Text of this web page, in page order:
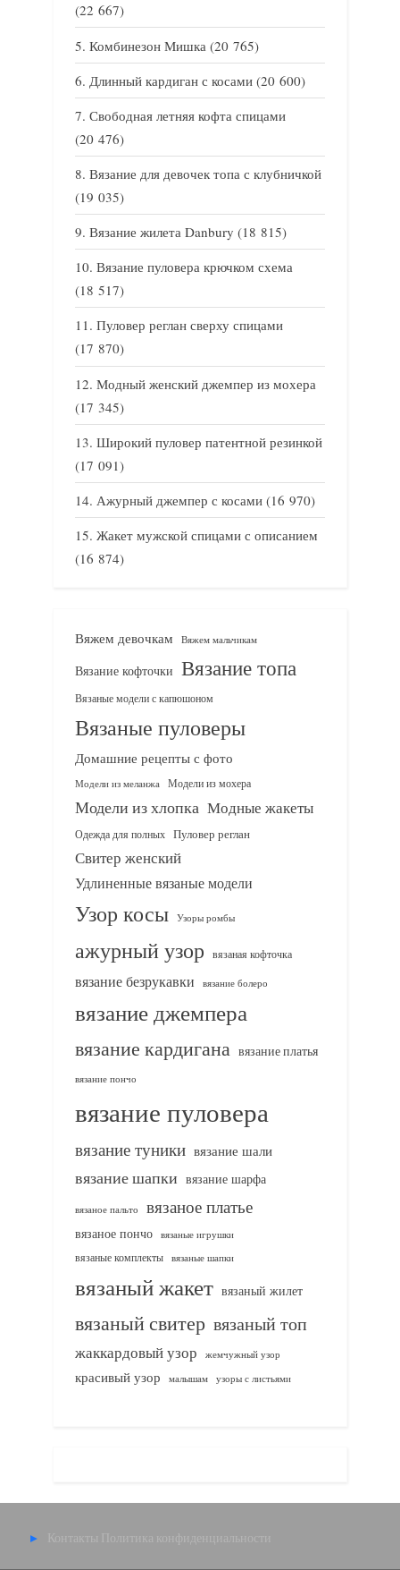
(22 667)
Комбинезон Мишка (20 765)
Длинный кардиган с косами (20 600)
Свободная летняя кофта спицами
(20 476)
Вязание для девочек топа с клубничкой
(19 035)
Вязание жилета Danbury (18 815)
Вязание пуловера крючком схема
(18 517)
Пуловер реглан сверху спицами
(17 870)
Модный женский джемпер из мохера
(17 345)
Широкий пуловер патентной резинкой
(17 091)
Ажурный джемпер с косами (16 970)
Жакет мужской спицами с описанием
(16 874)
Вяжем девочкам Вяжем мальчикам
Вязание кофточки Вязание топа
Вязаные модели с капюшоном
Вязаные пуловеры
Домашние рецепты с фото
Модели из меланжа Модели из мохера
Модели из хлопка Модные жакеты
Одежда для полных Пуловер реглан
Свитер женский
Удлиненные вязаные модели
Узор косы Узоры ромбы
ажурный узор вязаная кофточка
вязание безрукавки вязание болеро
вязание джемпера
вязание кардигана вязание платья
вязание пончо
вязание пуловера
вязание туники вязание шали
вязание шапки вязание шарфа
вязаное пальто вязаное платье
вязаное пончо вязаные игрушки
вязаные комплекты
вязаные шапки
вязаный жакет вязаный жилет
вязаный свитер вязаный топ
жаккардовый узор жемчужный узор
красивый узор малышам узоры с листьями
Контакты Политика конфиденциальности